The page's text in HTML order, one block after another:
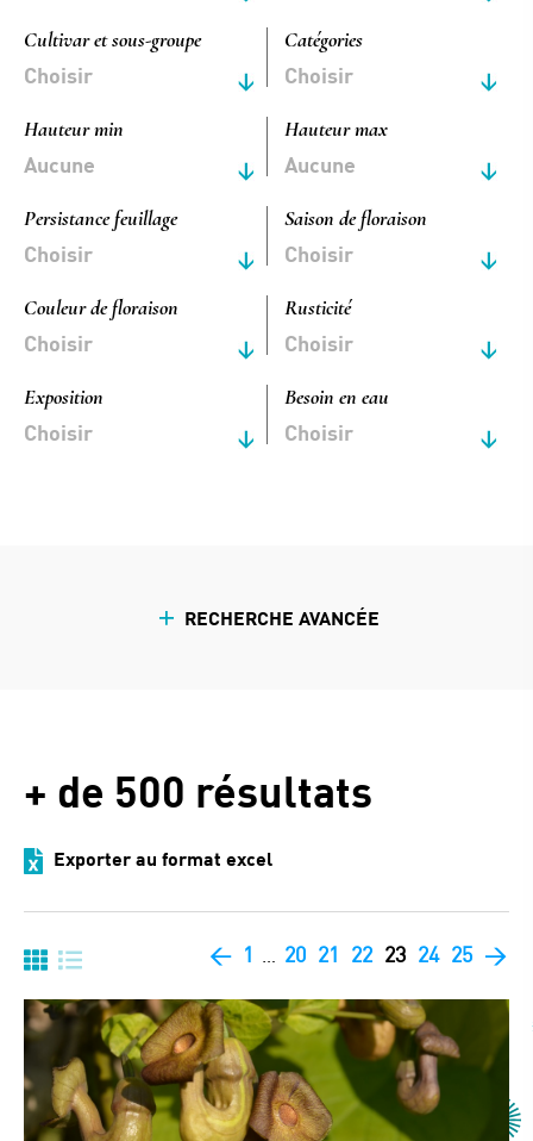
Cultivar et sous-groupe
Choisir
Catégories
Choisir
Hauteur min Hauteur max
Persistance feuillage
Choisir
Saison de floraison
Choisir
Couleur de floraison
Choisir
Rusticité
Choisir
Exposition
Choisir
Besoin en eau
Choisir
RECHERCHE AVANCÉE
+ de 500 résultats
Exporter au format excel
< 1 20 21 22 23 24 25 >